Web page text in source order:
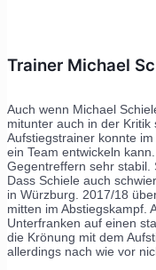
Trainer Michael
Auch wenn Michael
mitunter auch in der
Aufstiegstrainer konnte
ein Team entwickeln
Gegentreffern sehr stabil.
Dass Schiele auch
in Würzburg. 2017/18
mitten im Abstiegskampf.
Unterfranken auf einen
die Krönung mit dem
allerdings nach wie vor